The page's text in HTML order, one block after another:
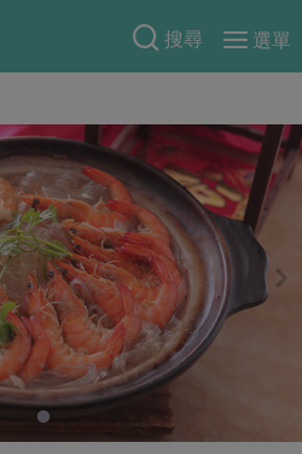
搜尋
選單
當令水果
蕈菇類
乳製品
一籃菜真心話
合作聯合國